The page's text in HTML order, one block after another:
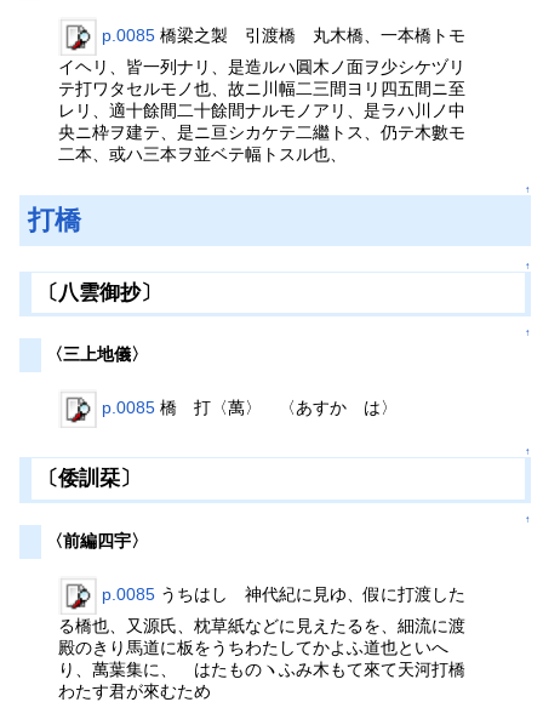
p.0085 橋梁之製 引渡橋 丸木橋、一本橋トモ
イヘリ、皆一列ナリ、是造ルハ圓木ノ面ヲ少シケヅリ
テ打ワタセルモノ也、故ニ川幅二三間ヨリ四五間ニ至
レリ、適十餘間二十餘間ナルモノアリ、是ラハ川ノ中
央ニ枠ヲ建テ、是ニ亘シカケテ二繼トス、仍テ木數モ
二本、或ハ三本ヲ並ベテ幅トスル也、
↑
打橋
↑
〔八雲御抄〕
↑
〈三上地儀〉
p.0085 橋 打〈萬〉 〈あすかゞは〉
↑
〔倭訓栞〕
↑
〈前編四宇〉
p.0085 うちはし 神代紀に見ゆ、假に打渡した
る橋也、又源氏、枕草紙などに見えたるを、細流に渡
殿のきり馬道に板をうちわたしてかよふ道也といへ
り、萬葉集に、 はたものヽふみ木もて來て天河打橋
わたす君が來むため